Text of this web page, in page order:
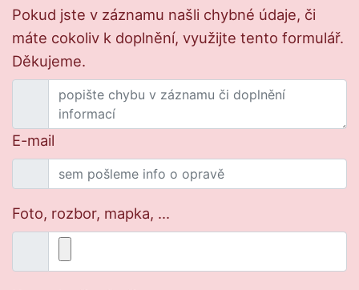
Pokud jste v záznamu našli chybné údaje, či
máte cokoliv k doplnění, využijte tento formulář.
Děkujeme.
E-mail
Foto, rozbor, mapka, ...